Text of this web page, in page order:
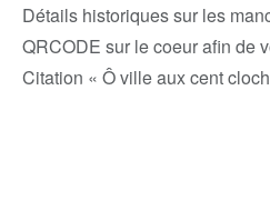
Détails historiques sur les
QRCODE sur le coeur afin de
Citation « Ô ville aux cent